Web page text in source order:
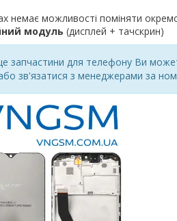
немає можливості поміняти
модуль (дисплей + тачскрин)
запчастини для телефону Ви
зв'язатися з менеджерами за